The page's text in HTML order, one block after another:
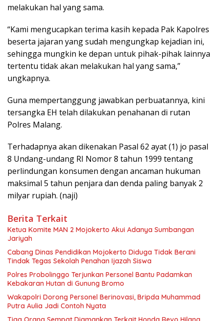
melakukan hal yang sama.
“Kami mengucapkan terima kasih kepada Pak Kapolres
beserta jajaran yang sudah mengungkap kejadian ini,
sehingga mungkin ke depan untuk pihak-pihak lainnya
tertentu tidak akan melakukan hal yang sama,”
ungkapnya.
Guna mempertanggung jawabkan perbuatannya, kini
tersangka EH telah dilakukan penahanan di rutan
Polres Malang.
Terhadapnya akan dikenakan Pasal 62 ayat (1) jo pasal
8 Undang-undang RI Nomor 8 tahun 1999 tentang
perlindungan konsumen dengan ancaman hukuman
maksimal 5 tahun penjara dan denda paling banyak 2
milyar rupiah. (naji)
Berita Terkait
Ketua Komite MAN 2 Mojokerto Akui Adanya Sumbangan
Jariyah
Cabang Dinas Pendidikan Mojokerto Diduga Tidak Berani
Tindak Tegas Sekolah Penahan Ijazah Siswa
Polres Probolinggo Terjunkan Personel Bantu Padamkan
Kebakaran Hutan di Gunung Bromo
Wakapolri Dorong Personel Berinovasi, Bripda Muhammad
Putra Aulia Jadi Contoh Nyata